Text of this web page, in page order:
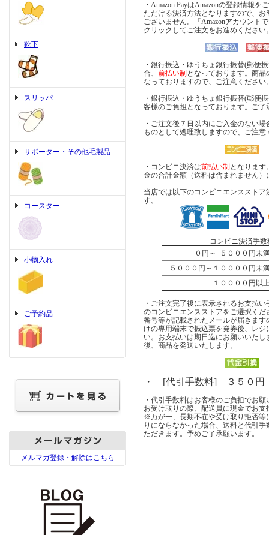
靴下
スリッパ
サポーター・その他毛製品
コースター
小物入れ
ご予約品
メルマガ登録・解除はこちら
・Amazon PayはAmazonの登録情報を
ただける決済方法となりますので、お
ございません。「Amazonアカウント
クリックしてご注文をお進めください
・銀行振込・ゆうちょ銀行振替(郵便
合、 前払い制 となっております。商品
なっておりますので、ご注意ください
・銀行振込・ゆうちょ銀行振替(郵便
客様のご負担となっております。ご了
・ご注文後７日以内にご入金のない
ものとして処理致しますので、ご注意
・コンビニ決済は前払い制 となります
金の合計金額（送料は含まれません）
当店では以下のコンビニエンススト
す。
コンビニ決済手数
０円～ ５０００円
５０００円～１００００円
１００００円
・ご注文完了後に表示されるお支払
のコンビニエンスストアをご選択くだ
番号等が記載されたメールが届きます
けの専用端末で振込票を発券後、レジ
い。お支払いは期日迄にお願いいたし
後、商品を発送いたします。
・ [代引手数料] ３５０円
・代引手数料はお客様のご負担でお
お受け取りの際、配送員に現金でお支
※万が一、長期不在や受け取り拒否等
りにならなかった場合、送料と代引
ただきます。予めご了承願います。